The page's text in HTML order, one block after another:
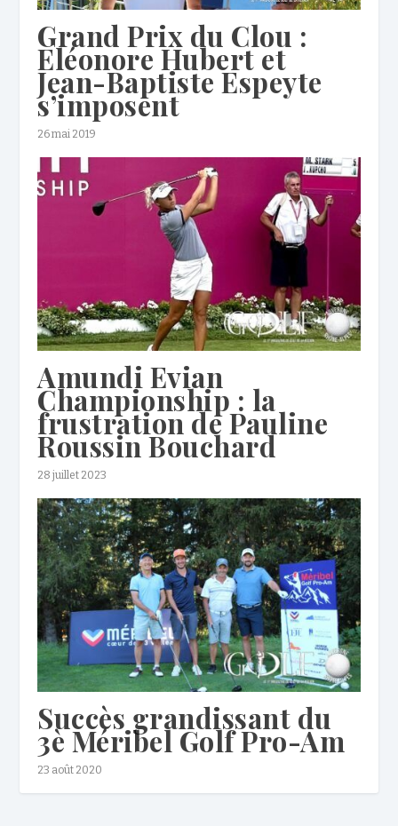
Grand Prix du Clou :
Eléonore Hubert et
Jean-Baptiste Espeyte
s’imposent
26 mai 2019
Amundi Evian
Championship : la
frustration de Pauline
Roussin Bouchard
28 juillet 2023
Succès grandissant du
3è Méribel Golf Pro-Am
23 août 2020